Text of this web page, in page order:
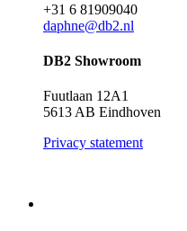
+31 6 81909040
daphne@db2.nl
DB2 Showroom
Fuutlaan 12A1
5613 AB Eindhoven
Privacy statement